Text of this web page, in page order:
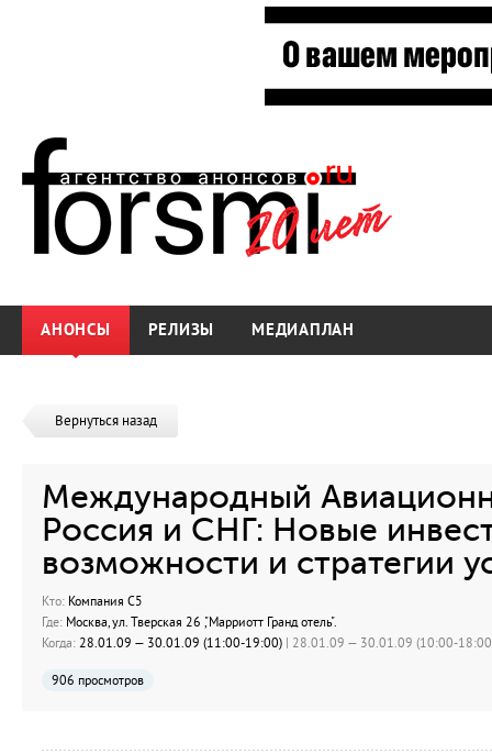
АНОНСЫ РЕЛИЗЫ МЕДИАПЛАН
Вернуться назад
Международный
Россия и СНГ: Новые
возможности и стратегии
Кто: Компания С5
Где: Москва, ул. Тверская 26 ,"Марриотт Гранд отель".
Когда: 28.01.09 — 30.01.09 (11:00-19:00) | 28.01.09 — 30.01.09 (10:00-
906 просмотров